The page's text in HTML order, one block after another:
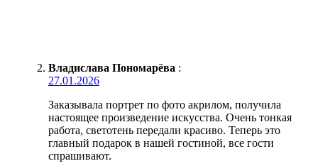
Владислава Пономарёва :
27.01.2026
Заказывала портрет по фото акрилом, получила
настоящее произведение искусства. Очень тонкая
работа, светотень передали красиво. Теперь это
главный подарок в нашей гостиной, все гости
спрашивают.